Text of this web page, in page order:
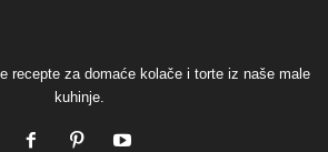
recepte za domaće kolače i torte iz naše male
kuhinje.